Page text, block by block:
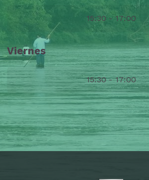
15:30 - 17:00
Viernes
15:30 - 17:00